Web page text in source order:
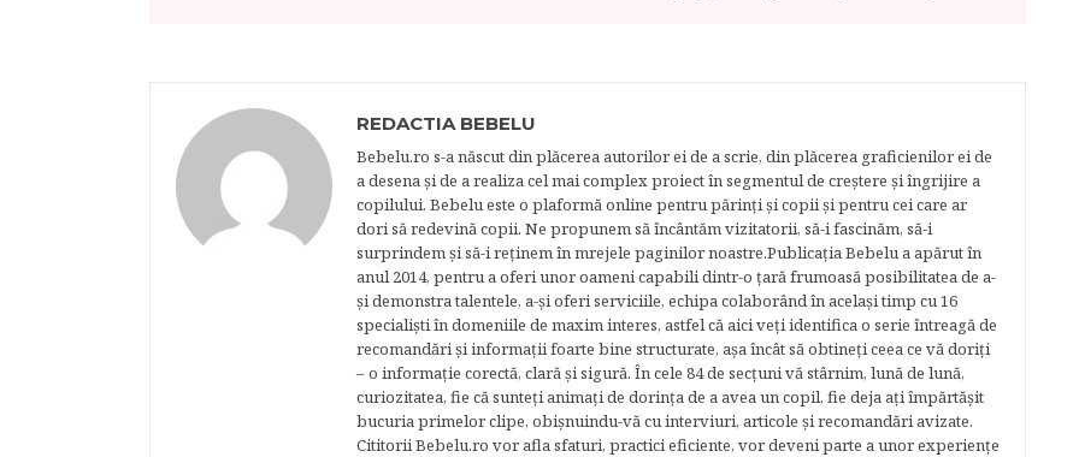
REDACTIA BEBELU
Bebelu.ro s-a născut din plăcerea autorilor ei de a scrie, din plăcerea graficienilor ei de
a desena şi de a realiza cel mai complex proiect în segmentul de creştere şi îngrijire a
copilului. Bebelu este o plaformă online pentru părinţi şi copii şi pentru cei care ar
dori să redevină copii. Ne propunem să încântăm vizitatorii, să-i fascinăm, să-i
surprindem şi să-i reţinem în mrejele paginilor noastre.​ Publicația Bebelu a apărut în
anul 2014, pentru a oferi unor oameni capabili dintr-o ţară frumoasă posibilitatea de a-
şi demonstra talentele, a-şi oferi serviciile, echipa colaborând în acelaşi timp cu 16
specialişti în domeniile de maxim interes, astfel că aici veţi identifica o serie întreagă de
recomandări şi informaţii foarte bine structurate, aşa încât să obtineţi ceea ce vă doriţi
– o informaţie corectă, clară şi sigură. În cele 84 de secțuni vă stârnim, lună de lună,
curiozitatea, fie că sunteţi animaţi de dorinţa de a avea un copil, fie deja aţi împărtăşit
bucuria primelor clipe, obişnuindu-vă cu interviuri, articole şi recomandări avizate.
Cititorii Bebelu.ro vor afla sfaturi, practici eficiente, vor deveni parte a unor experienţe